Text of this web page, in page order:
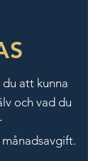
att kunna
och vad du